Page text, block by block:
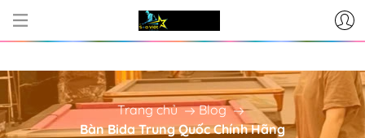
CƠ SỞ CUNG CẤP BÀN BI-A
Trang chủ
Blog
Bàn Bida Trung Quốc Chính Hãng